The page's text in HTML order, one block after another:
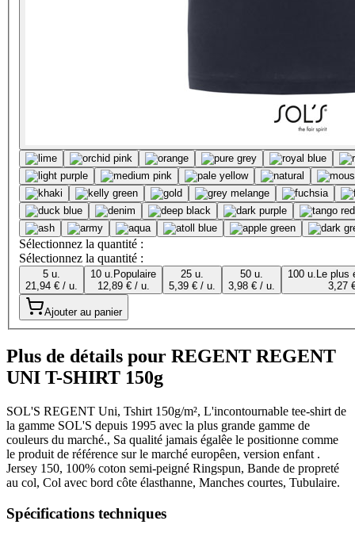
Sélectionnez la quantité :
Sélectionnez la quantité :
5 u.
21,94 € / u.
10 u. Populaire
12,89 € / u.
25 u.
5,39 € / u.
50 u.
3,98 € / u.
100 u. Le plus
3,27
Ajouter au panier
Plus de détails pour REGENT REGENT
UNI T-SHIRT 150g
SOL'S REGENT Uni, Tshirt 150g/m², L'incontournable tee-shirt de
la gamme SOL'S depuis 1995 avec la plus grande gamme de
couleurs du marché., Sa qualité jamais égalêe le positionne comme
le produit de référence sur le marché europêen, version enfant .
Jersey 150, 100% coton semi-peigné Ringspun, Bande de propreté
au col, Col avec bord côte élasthanne, Manches courtes, Tubulaire.
Spécifications techniques